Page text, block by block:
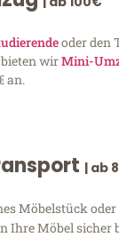
oder den
bieten wirMini-
an.
| ab
Möbelstück
Ihre Möbel sicher